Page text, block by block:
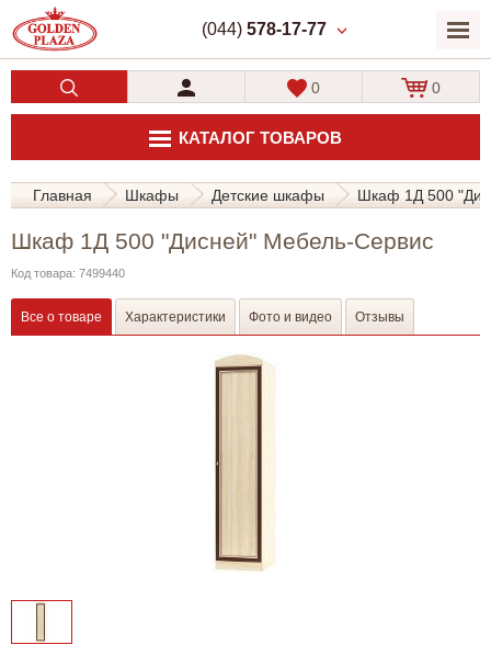
(044) 578-17-77
КАТАЛОГ ТОВАРОВ
0 0
Главная Шкафы Детские шкафы Шкаф 1Д 500
Шкаф 1Д 500 "Дисней" Мебель-Сервис
Код товара: 7499440
Все о товаре Характеристики Фото и видео Отзывы